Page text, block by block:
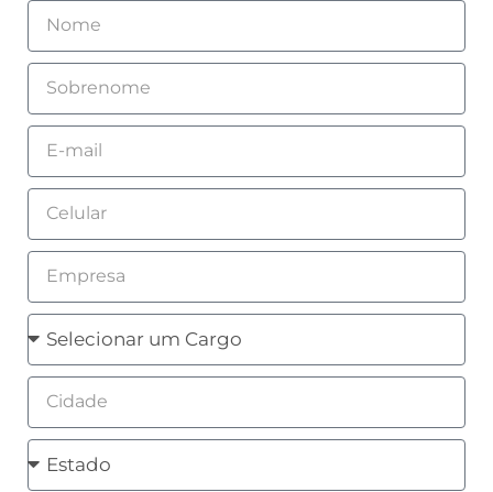
Nome
Sobrenome
Email
Celular
Empresa
Cargo
Cidade
Estado